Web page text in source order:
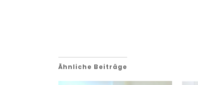
Ähnliche Beiträge